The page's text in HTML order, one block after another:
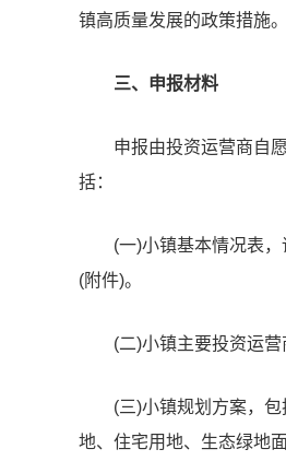
镇高质量发展的政策措施。
三、申报材料
申报由投资运营商自
括：
(一)小镇基本情况表
(附件)。
(二)小镇主要投资运
(三)小镇规划方案，
地、住宅用地、生态绿地